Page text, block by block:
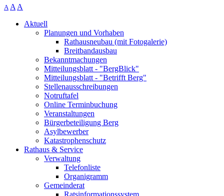
A A A
Aktuell
Planungen und Vorhaben
Rathausneubau (mit Fotogalerie)
Breitbandausbau
Bekanntmachungen
Mitteilungsblatt - "BergBlick"
Mitteilungsblatt - "Betrifft Berg"
Stellenausschreibungen
Notruftafel
Online Terminbuchung
Veranstaltungen
Bürgerbeteiligung Berg
Asylbewerber
Katastrophenschutz
Rathaus & Service
Verwaltung
Telefonliste
Organigramm
Gemeinderat
Ratsinformationssystem